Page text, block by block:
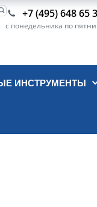
+7 (495) 648 65
с понедельника по
ИНСТРУМЕНТЫ